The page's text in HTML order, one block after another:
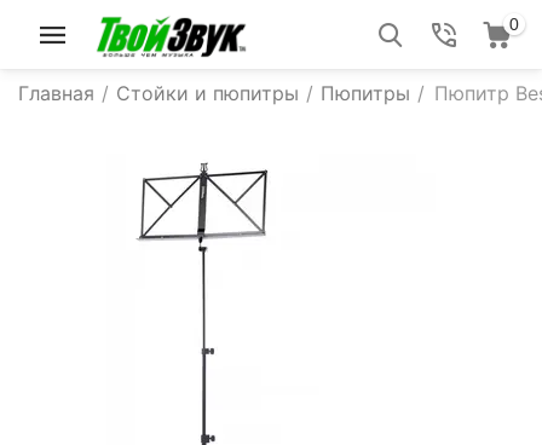
0
Главная / Стойки и пюпитры / Пюпитры / Пюпитр